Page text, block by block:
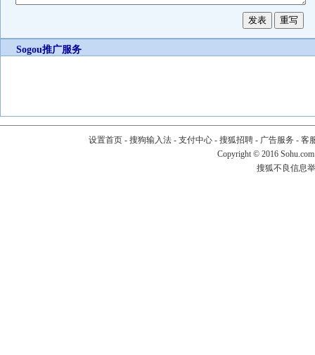
Sogou推广服务
设置首页- 搜狗输入法- 支付中心- 搜狐招聘- 广告服务 - 客
Copyright © 2016
搜狐不良信息